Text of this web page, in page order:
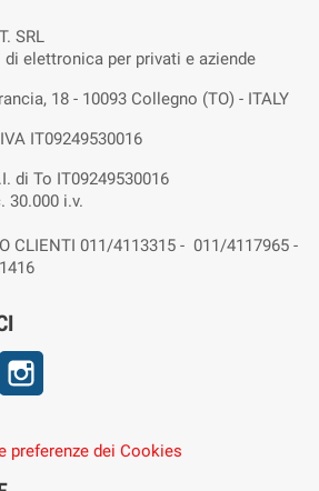
SRL
di elettronica per privati e aziende
18 - 10093 Collegno (TO) - ITALY
IT09249530016
di To IT09249530016
30.000 i.v.
CLIENTI 011/4113315 - 011/4117965 -
preferenze dei Cookies